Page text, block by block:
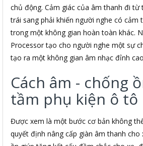
chủ động. Cảm giác của âm thanh đi
trái sang phải khiến người nghe có cảm
trong một không gian hoàn toàn khác.
Processor tạo cho người nghe một sự
tạo ra một không gian âm nhạc đỉnh
Cách âm - chống
tầm phụ kiện ô tô
Được xem là một bước cơ bản không
quyết định nâng cấp giàn âm thanh cho